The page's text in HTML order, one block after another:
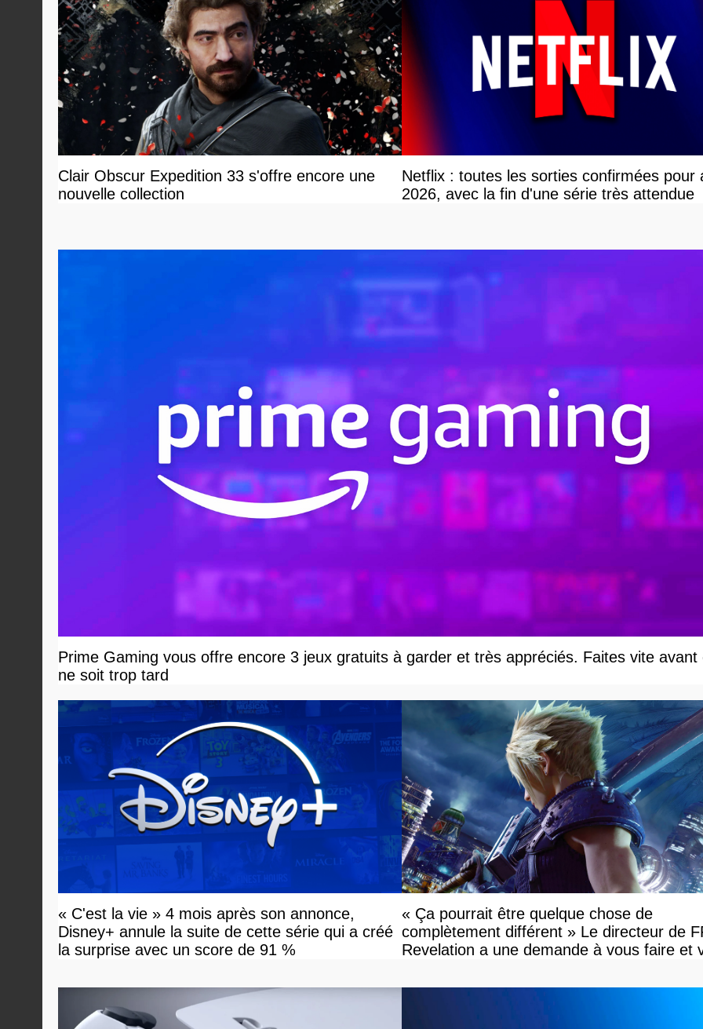
Clair Obscur Expedition 33 s'offre encore une
nouvelle collection
Netflix : toutes les sorties confirmées pour
2026, avec la fin d'une série très attendue
Prime Gaming vous offre encore 3 jeux gratuits à garder et très appréciés. Faites vite avant
ne soit trop tard
« C'est la vie » 4 mois après son annonce,
Disney+ annule la suite de cette série qui a créé
la surprise avec un score de 91 %
« Ça pourrait être quelque chose de
complètement différent » Le directeur de
Revelation a une demande à vous faire et